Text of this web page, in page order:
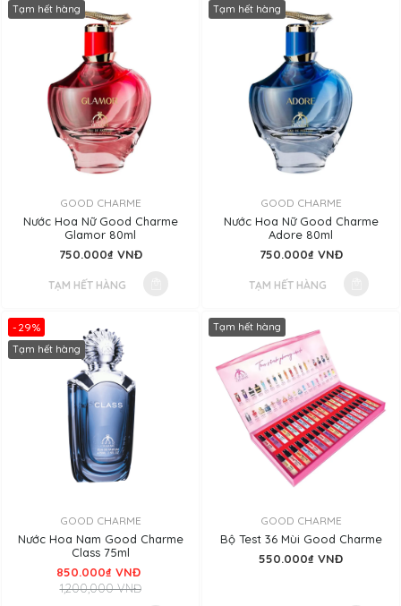
Tạm hết hàng
GOOD CHARME
Nước Hoa Nữ Good Charme
Glamor 80ml
750.000₫ VNĐ
TẠM HẾT HÀNG
Tạm hết hàng
GOOD CHARME
Nước Hoa Nữ Good Charme
Adore 80ml
750.000₫ VNĐ
TẠM HẾT HÀNG
-29%
Tạm hết hàng
GOOD CHARME
Nước Hoa Nam Good Charme
Class 75ml
850.000₫ VNĐ
1,200,000 VNĐ
Tạm hết hàng
GOOD CHARME
Bộ Test 36 Mùi Good Charme
550.000₫ VNĐ